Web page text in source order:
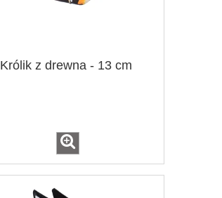
Królik z drewna - 13 cm